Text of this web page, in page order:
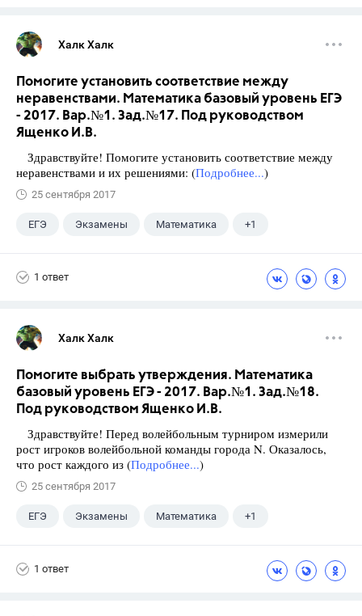
Халк Халк
Помогите установить соответствие между
неравенствами. Математика базовый уровень ЕГЭ
- 2017. Вар.№1. Зад.№17. Под руководством
Ященко И.В.
Здравствуйте! Помогите установить соответствие между
неравенствами и их решениями: (Подробнее...)
25 сентября 2017
ЕГЭ Экзамены Математика +1
1 ответ
Халк Халк
Помогите выбрать утверждения. Математика
базовый уровень ЕГЭ - 2017. Вар.№1. Зад.№18.
Под руководством Ященко И.В.
Здравствуйте! Перед волейбольным турниром измерили
рост игроков волейбольной команды города N. Оказалось,
что рост каждого из (Подробнее...)
25 сентября 2017
ЕГЭ Экзамены Математика +1
1 ответ